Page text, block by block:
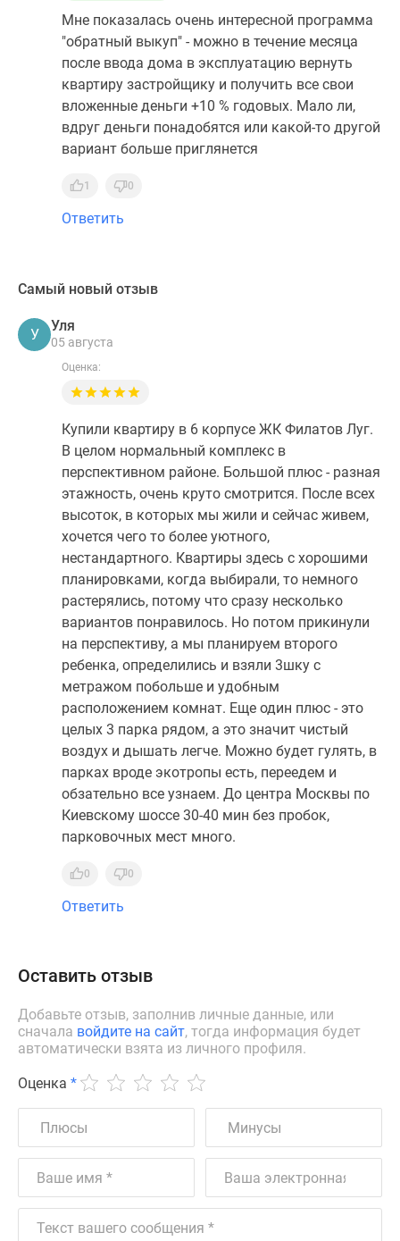
Мне показалась очень интересной программа
"обратный выкуп" - можно в течение месяца
после ввода дома в эксплуатацию вернуть
квартиру застройщику и получить все свои
вложенные деньги +10 % годовых. Мало ли,
вдруг деньги понадобятся или какой-то другой
вариант больше приглянется
1 0
Ответить
Самый новый отзыв
У
Уля
05 августа
Оценка:
Купили квартиру в 6 корпусе ЖК Филатов Луг.
В целом нормальный комплекс в
перспективном районе. Большой плюс - разная
этажность, очень круто смотрится. После всех
высоток, в которых мы жили и сейчас живем,
хочется чего то более уютного,
нестандартного. Квартиры здесь с хорошими
планировками, когда выбирали, то немного
растерялись, потому что сразу несколько
вариантов понравилось. Но потом прикинули
на перспективу, а мы планируем второго
ребенка, определились и взяли 3шку с
метражом побольше и удобным
расположением комнат. Еще один плюс - это
целых 3 парка рядом, а это значит чистый
воздух и дышать легче. Можно будет гулять, в
парках вроде экотропы есть, переедем и
обзательно все узнаем. До центра Москвы по
Киевскому шоссе 30-40 мин без пробок,
парковочных мест много.
0 0
Ответить
Оставить отзыв
Добавьте отзыв, заполнив личные данные, или
сначала войдите на сайт, тогда информация будет
автоматически взята из личного профиля.
Оценка *